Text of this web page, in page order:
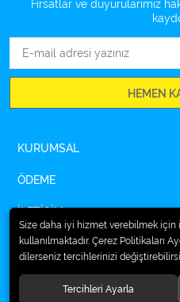
Fırsatlar ve duyurularımız
HEMEN
KURUMSAL
ÖDEME
İLETİŞİM
© 2026Ampulsan®
Size daha iyi hizmet verebilmek
kullanılmaktadır. Çerez Politikaları
dilerseniz tercihlerinizi
Tercihleri Ayarla